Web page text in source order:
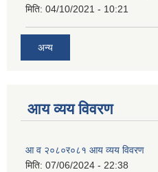
मिति: 04/10/2021 - 10:21
अन्य
आय व्यय विवरण
आ व २०८०र०८१ आय व्यय विवरण
मिति: 07/06/2024 - 22:38